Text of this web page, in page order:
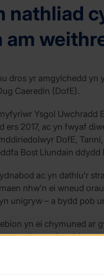
nathliad
am
dros yr amgylchedd yn
Caeredin (DofE).
Ysgol Uwchradd
2017, ac yn fwyaf
DofE,
Bost Llundain ddydd
ac yn dathlu’r
nhw’n ei wneud
unigryw – a bydd pob
yn ei chymuned ar
gwerthu cynhyrchion
Lila wedi atal
Ieuenctid Cadwch